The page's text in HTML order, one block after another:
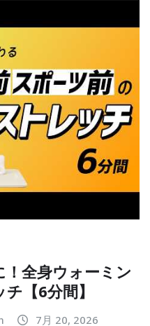
全身ウォーミン
【6分間】
7月 20, 2026